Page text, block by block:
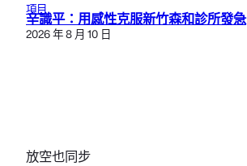
項目
辛識平：用感性克服新竹森和診所發急
2026 年 8 月 10 日
放空也同步